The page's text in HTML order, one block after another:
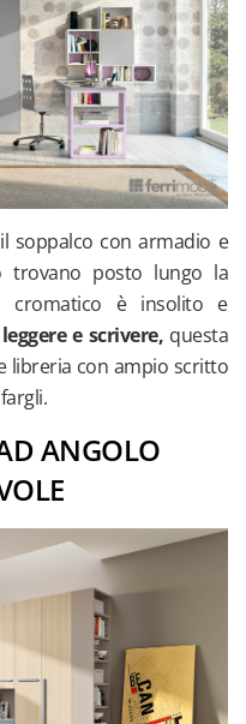
soppalco con armadio e
trovano posto lungo la
cromatico è insolito e
e scrivere, questa
libreria con ampio scritto
ANGOLO